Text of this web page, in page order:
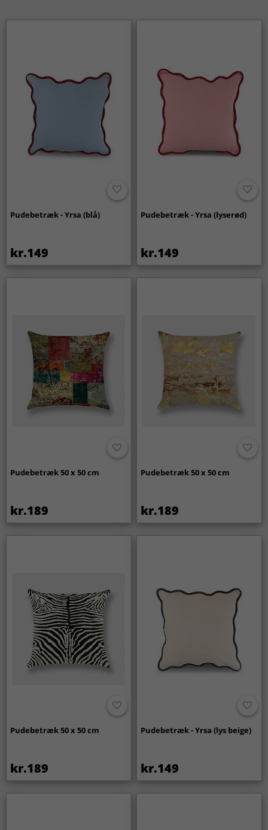
Pudebetræk - Yrsa (blå)
kr.149
Pudebetræk - Yrsa (lyserød)
kr.149
Pudebetræk 50 x 50 cm
kr.189
Pudebetræk 50 x 50 cm
kr.189
Pudebetræk 50 x 50 cm
kr.189
Pudebetræk - Yrsa (lys beige)
kr.149